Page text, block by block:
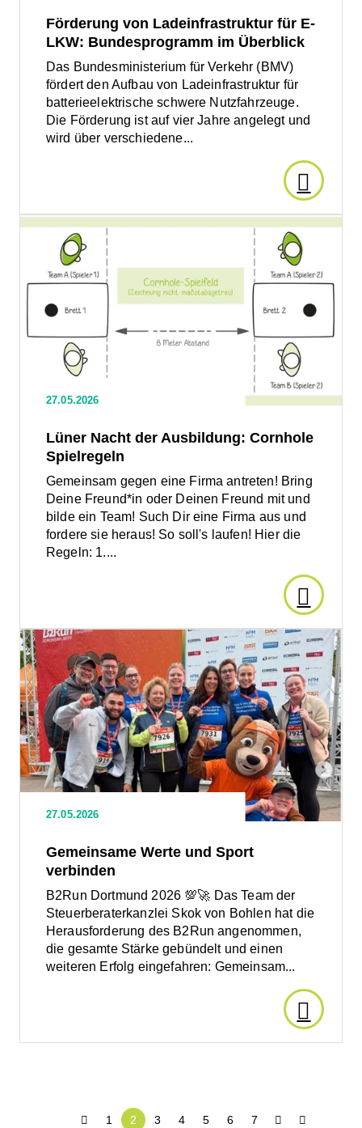
–
Förderung von Ladeinfrastruktur für E-
LKW: Bundesprogramm im Überblick
Das Bundesministerium für Verkehr (BMV)
fördert den Aufbau von Ladeinfrastruktur für
batterieelektrische schwere Nutzfahrzeuge.
Die Förderung ist auf vier Jahre angelegt und
wird über verschiedene...
Den
im
27.05.2026
Lüner Nacht der Ausbildung: Cornhole
Spielregeln
Gemeinsam gegen eine Firma antreten! Bring
Deine Freund*in oder Deinen Freund mit und
bilde ein Team! Such Dir eine Firma aus und
fordere sie heraus! So soll's laufen! Hier die
Regeln: 1....
Den
Artikel
lesen:
Lüner
Nacht
der
Den
Lüner
Nacht
Ausbildung:
Cornhole
Spielregeln
27.05.2026
Gemeinsame Werte und Sport
verbinden
B2Run Dortmund 2026 💯🚀 Das Team der
Steuerberaterkanzlei Skok von Bohlen hat die
Herausforderung des B2Run angenommen,
die gesamte Stärke gebündelt und einen
weiteren Erfolg eingefahren: Gemeinsam...
Den
Den
Artikel
lesen:
Gemeinsame
Werte
und
Sport
verbinden
1 2 3 4 5 6 7